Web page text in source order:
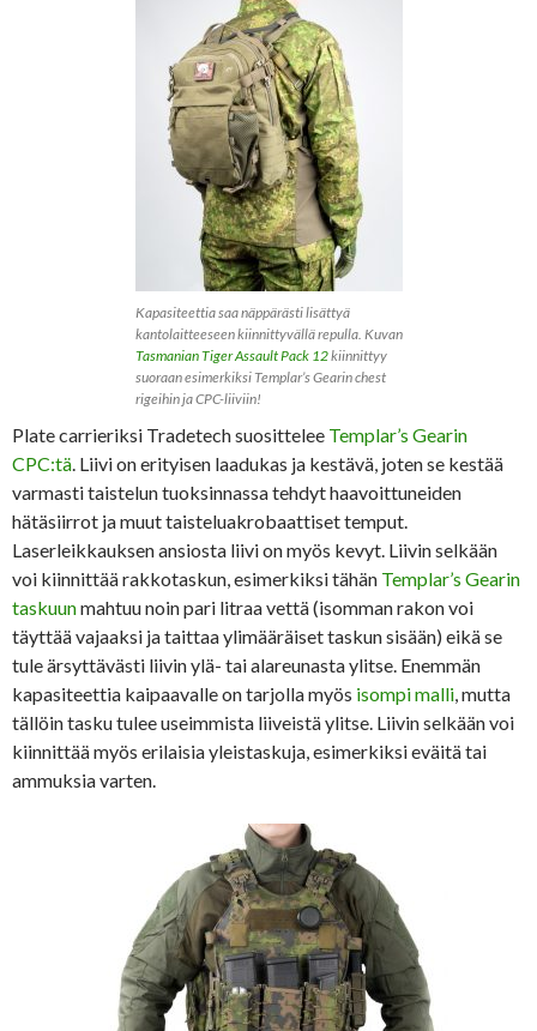
Kapasiteettia saa näppärästi lisättyä
kantolaitteeseen kiinnittyvällä repulla. Kuvan
Tasmanian Tiger Assault Pack 12kiinnittyy
suoraan esimerkiksi Templar’s Gearin chest
rigeihin ja CPC-liiviin!
Plate carrieriksi Tradetech suosittelee Templar’s Gearin
CPC:tä. Liivi on erityisen laadukas ja kestävä, joten se kestää
varmasti taistelun tuoksinnassa tehdyt haavoittuneiden
hätäsiirrot ja muut taisteluakrobaattiset temput.
Laserleikkauksen ansiosta liivi on myös kevyt. Liivin selkään
voi kiinnittää rakkotaskun, esimerkiksi tähän Templar’s Gearin
taskuunmahtuu noin pari litraa vettä (isomman rakon voi
täyttää vajaaksi ja taittaa ylimääräiset taskun sisään) eikä se
tule ärsyttävästi liivin ylä- tai alareunasta ylitse. Enemmän
kapasiteettia kaipaavalle on tarjolla myös isompi malli, mutta
tällöin tasku tulee useimmista liiveistä ylitse. Liivin selkään voi
kiinnittää myös erilaisia yleistaskuja, esimerkiksi eväitä tai
ammuksia varten.